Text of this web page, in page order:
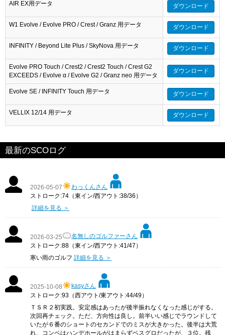
AIR EX用データ ダウンロード
W1 Evolve / Evolve PRO / Crest / Granz 用データ ダウンロード
INFINITY / Beyond Lite Plus / SkyNova 用データ ダウンロード
Evolve PRO Touch / Crest2 / Crest2 Touch / Crest G2
EXCEEDS / Evolve α / Evolve G2 / Granz neo 用データ
ダウンロード
Evolve SE / INFINITY Touch 用データ ダウンロード
VELLIX 12/14 用データ ダウンロード
最新のSCOログ
2026-05-07
わっくんさん
ストローク:74（東イン/西アウト:38/36）
詳細を見る ＞
2026-03-25
名無しのゴルファーさん
ストローク:88（東イン/西アウト:41/47）
寒い雨のゴルフ 詳細を見る ＞
2025-10-08
kasyさん
ストローク:93（西アウト/東アウト:44/49）
ＴＳＲ２初実践。安定感はあったが後半振れなくなった感じがする。
次回再チェック。ただ、方向性は良し。前半いい感じでラウンドして
いたが６番のショートのセカンドでのミスが大きかった。後半は大荒
れ、コンペはハンデホールがはまらずベスグロだったが、３位。残